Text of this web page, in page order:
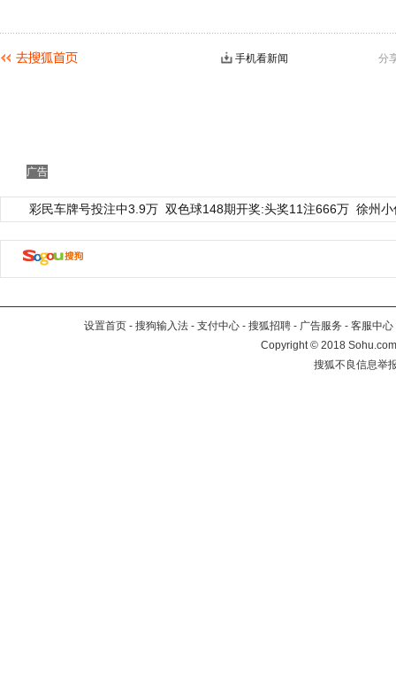
分
手机看新闻
广告
彩民车牌号投注中3.9万 双色球148期开奖:头奖11注666万 徐州
设置首页 - 搜狗输入法 - 支付中心 - 搜狐招聘 - 广告服务 - 客服中心
Copyright©2018
搜狐不良信息举